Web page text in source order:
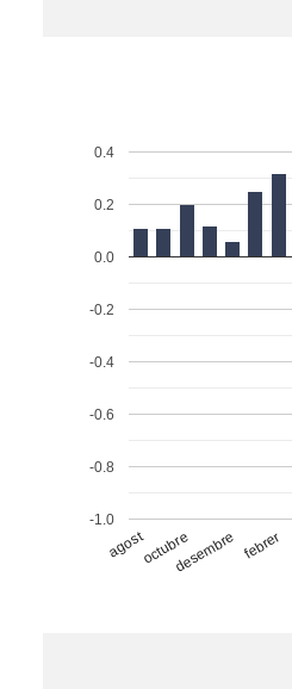
agostoctubredesembre febrer
-1.0
-0.8
-0.6
-0.4
-0.2
0.0
0.2
0.4